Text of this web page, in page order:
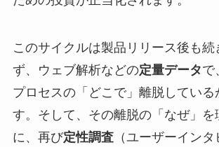
このサイクルは製品リリース後も続
ず、ウェブ解析などの定量データで
プロセスの「どこで」離脱している
す。そして、その離脱の「なぜ」を
に、再び定性調査（ユーザーインタ